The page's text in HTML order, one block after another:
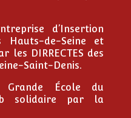
d’Insertion
Hauts-de-Seine et
les DIRRECTES des
Saint-Denis.
Grande École du
solidaire par la